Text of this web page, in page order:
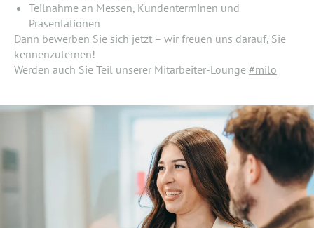
Teilnahme an Messen, Kundenterminen und
Präsentationen
Dann bewerben Sie sich jetzt – wir freuen uns darauf, Sie
kennenzulernen!
Werden auch Sie Teil unserer Mitarbeiter-Lounge #milo